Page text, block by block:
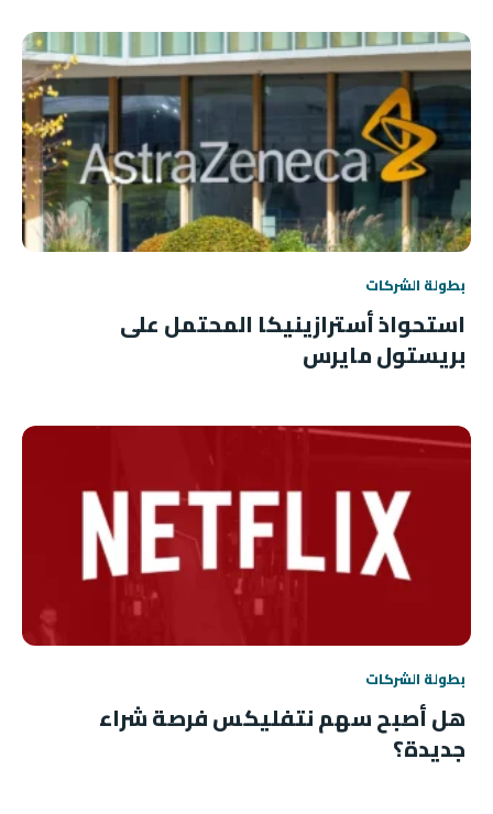
بطولة الشركات
استحواذ أسترازينيكا المحتمل على
بريستول مايرس
بطولة الشركات
هل أصبح سهم نتفليكس فرصة شراء
جديدة؟